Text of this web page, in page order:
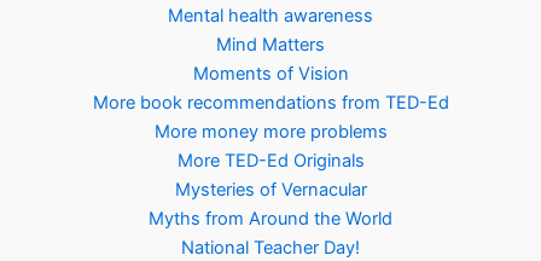
Mental health awareness
Mind Matters
Moments of Vision
More book recommendations from TED-Ed
More money more problems
More TED-Ed Originals
Mysteries of Vernacular
Myths from Around the World
National Teacher Day!